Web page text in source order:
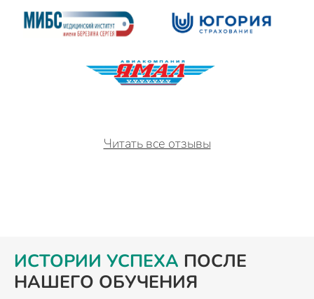
Читать все отзывы
ИСТОРИИ УСПЕХА ПОСЛЕ
НАШЕГО ОБУЧЕНИЯ